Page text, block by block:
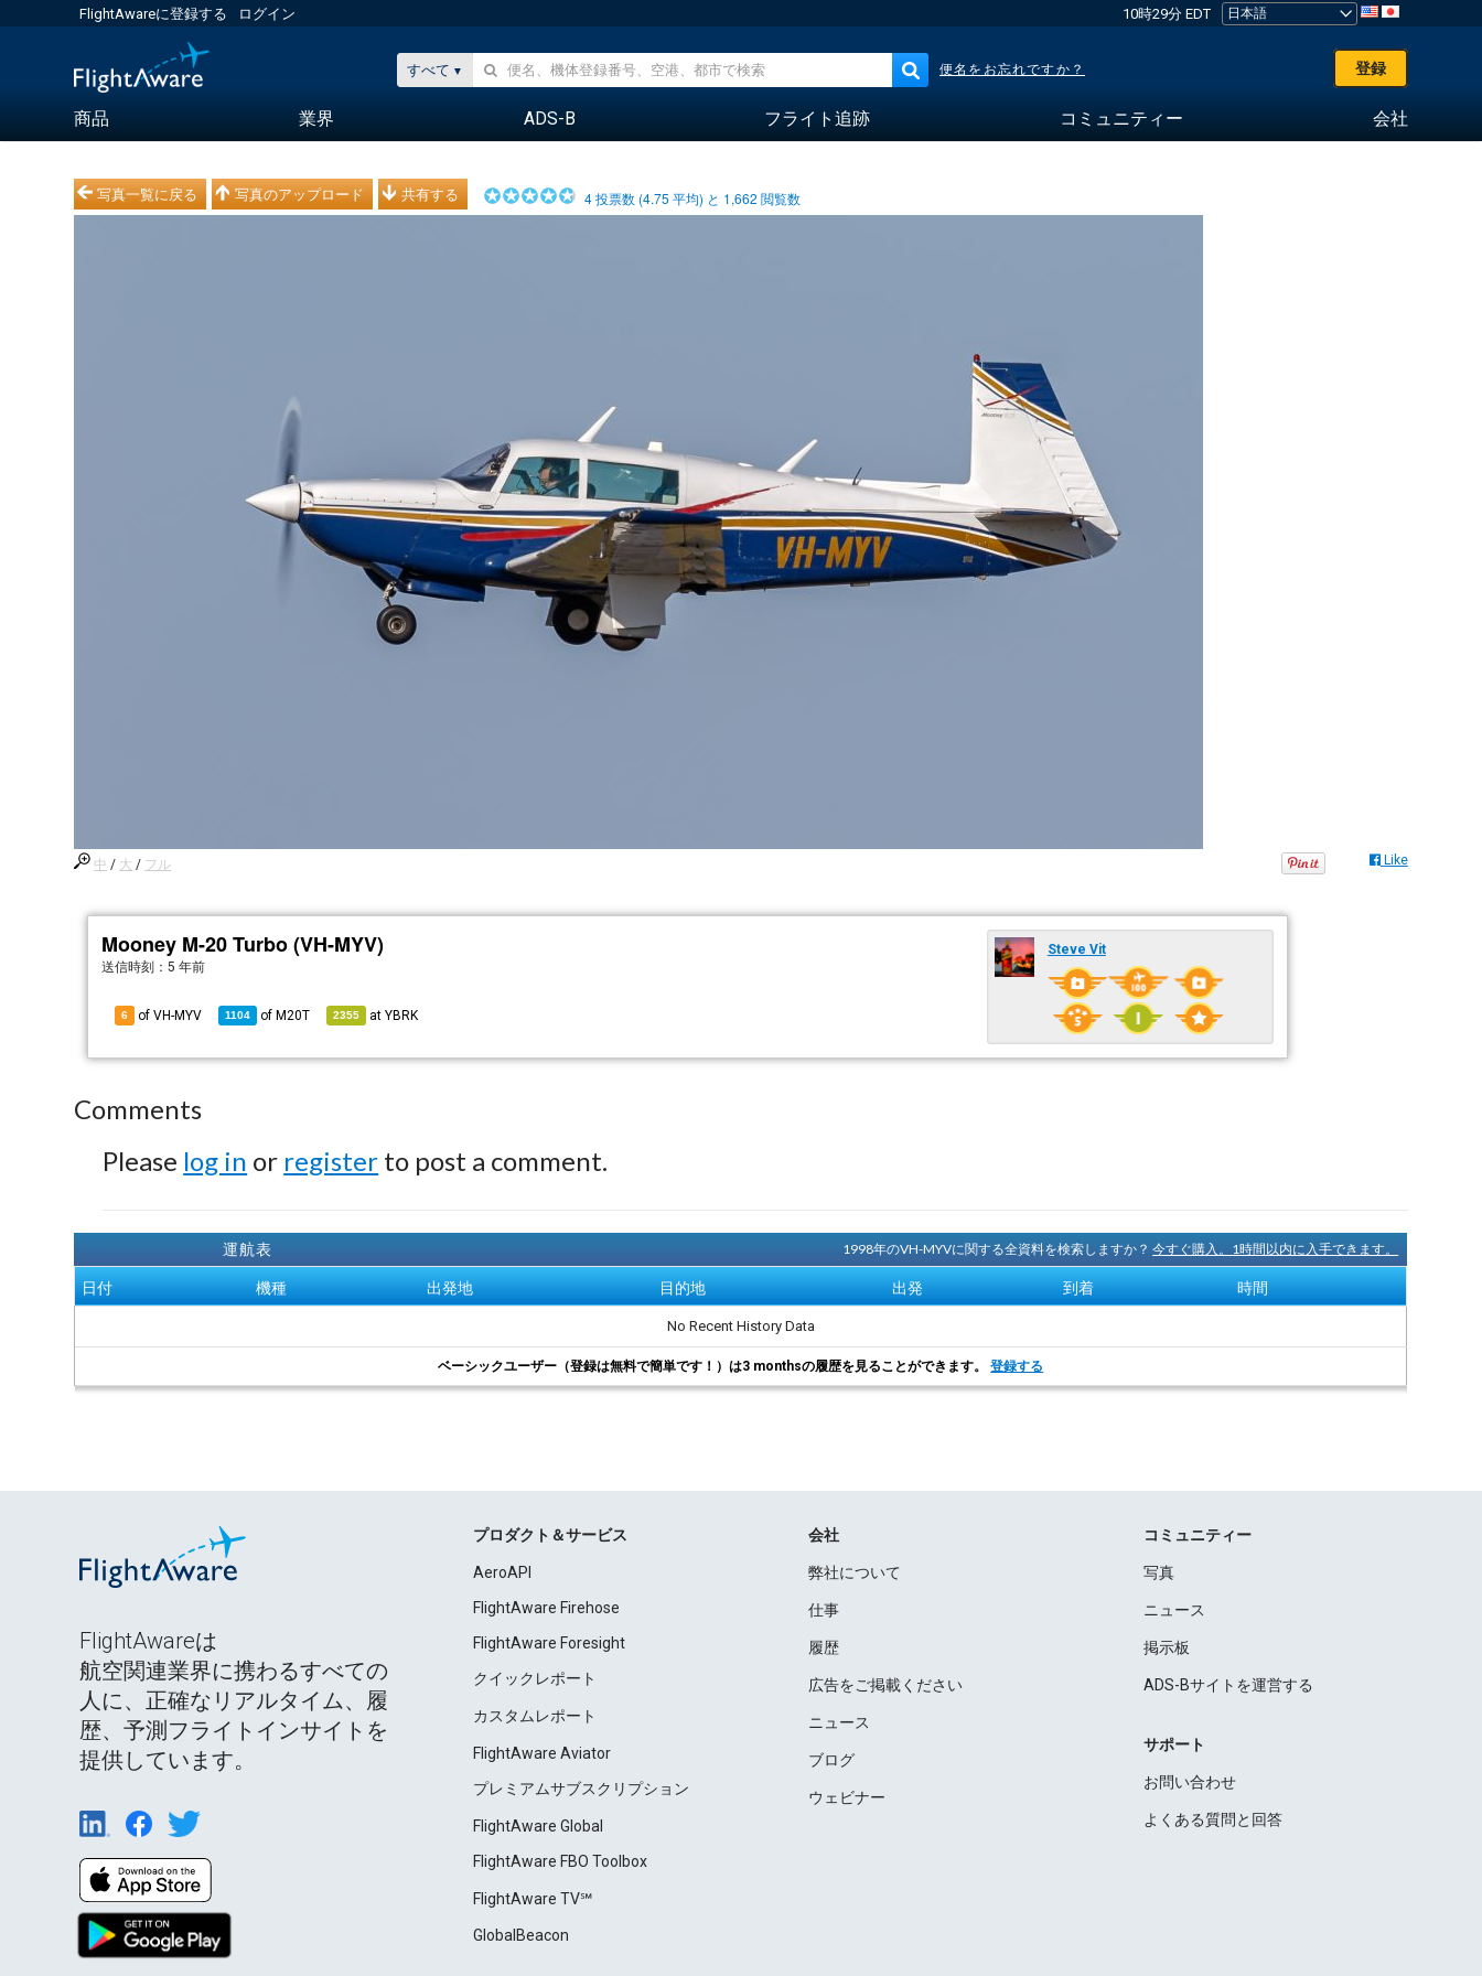
FlightAwareに登録する ログイン 10時29分 EDT
すべて 便名をお忘れですか？ 登録
商品 業界 ADS-B フライト追跡 コミュニティー 会社
写真一覧に戻る 写真のアップロード 共有する 4投票数 (4.75 平均) と 1,662 閲覧数
中 / 大 / フル Like
Mooney M-20 Turbo (VH-MYV)
送信時刻：5 年前
6 of VH-MYV 1104 of M20T 2355 atYBRK
Steve Vit
Comments
Please log in or register to post a comment.
運航表 1998年のVH-MYVに関する全資料を検索しますか？今すぐ購入。1時間以内に入手できます。
日付 機種 出発地 目的地 出発 到着 時間
No Recent History Data
ベーシックユーザー（登録は無料で簡単です！）は3 monthsの履歴を見ることができます。登録する
FlightAwareは
航空関連業界に携わるすべての
人に、正確なリアルタイム、履
歴、予測フライトインサイトを
提供しています。
プロダクト＆サービス
AeroAPI
FlightAware Firehose
FlightAware Foresight
クイックレポート
カスタムレポート
FlightAware Aviator
プレミアムサブスクリプション
FlightAware Global
FlightAware FBO Toolbox
FlightAware TV℠
GlobalBeacon
会社
弊社について
仕事
履歴
広告をご掲載ください
ニュース
ブログ
ウェビナー
コミュニティー
写真
ニュース
掲示板
ADS-Bサイトを運営する
サポート
お問い合わせ
よくある質問と回答